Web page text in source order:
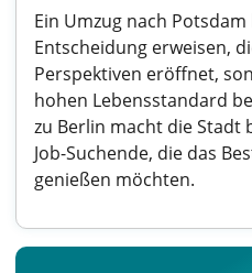
Ein Umzug nach
Entscheidung erweisen,
Perspektiven eröffnet,
hohen Lebensstandard
zu Berlin macht die
Job-Suchende, die das
genießen möchten.